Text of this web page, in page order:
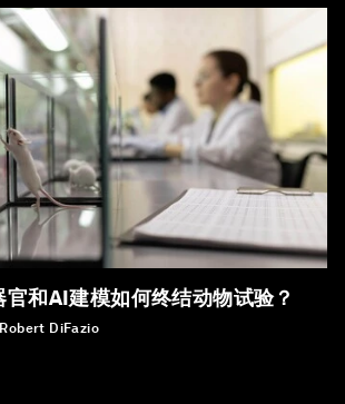
和AI建模如何终结动物试验？
DiFazio